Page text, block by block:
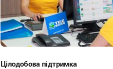
Цілодобова підтримка